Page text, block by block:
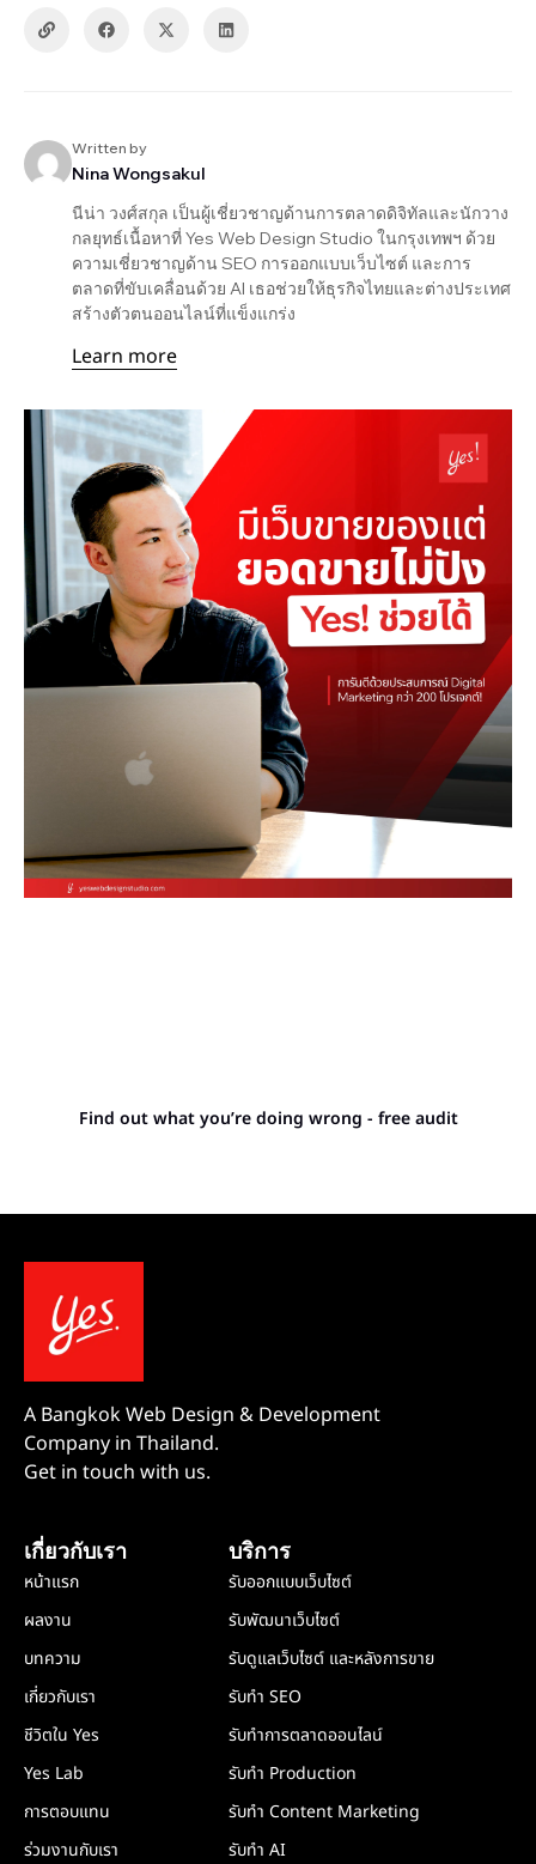
Written by
Nina Wongsakul
นีน่า วงศ์สกุล เป็นผู้เชี่ยวชาญด้านการตลาดดิจิทัลและนักวาง
กลยุทธ์เนื้อหาที่ Yes Web Design Studio ในกรุงเทพฯ ด้วย
ความเชี่ยวชาญด้าน SEO การออกแบบเว็บไซต์ และการ
ตลาดที่ขับเคลื่อนด้วย AI เธอช่วยให้ธุรกิจไทยและต่างประเทศ
สร้างตัวตนออนไลน์ที่แข็งแกร่ง
Learn more
Find out what you’re doing wrong - free audit
A Bangkok Web Design & Development
Company in Thailand.
Get in touch with us.
เกี่ยวกับเรา
หน้าแรก
ผลงาน
บทความ
เกี่ยวกับเรา
ชีวิตใน Yes
Yes Lab
การตอบแทน
ร่วมงานกับเรา
บริการ
รับออกแบบเว็บไซต์
รับพัฒนาเว็บไซต์
รับดูแลเว็บไซต์ และหลังการขาย
รับทำ SEO
รับทำการตลาดออนไลน์
รับทำ Production
รับทำ Content Marketing
รับทำ AI